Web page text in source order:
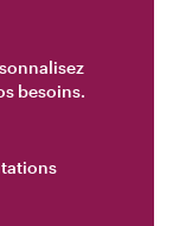
besoins.